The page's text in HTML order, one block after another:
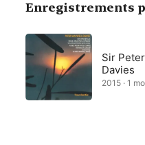
Enregistrements
Sir
Davies
2015 · 1